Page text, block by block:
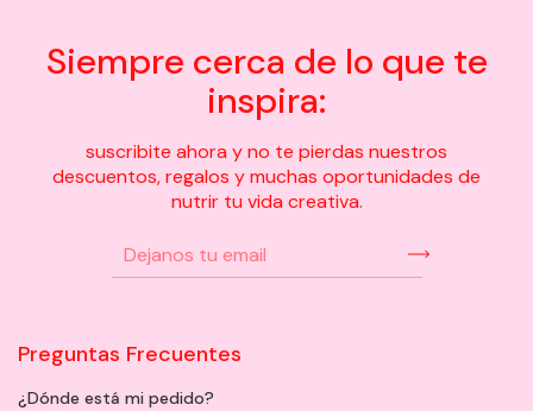
Siempre cerca de lo que te
inspira:
suscribite ahora y no te pierdas nuestros
descuentos, regalos y muchas oportunidades de
nutrir tu vida creativa.
Preguntas Frecuentes
¿Dónde está mi pedido?